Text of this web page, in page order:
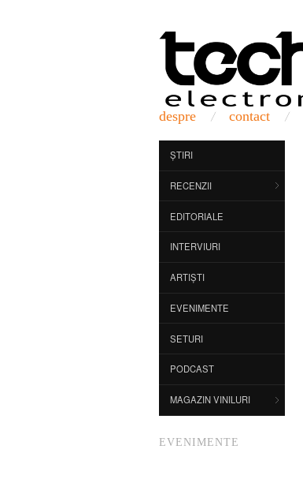
despre contact
ȘTIRI
RECENZII
EDITORIALE
INTERVIURI
ARTIȘTI
EVENIMENTE
SETURI
PODCAST
MAGAZIN VINILURI
EVENIMENTE